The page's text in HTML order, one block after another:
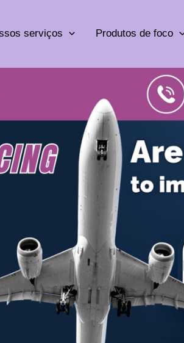
serviços Produtos de foco